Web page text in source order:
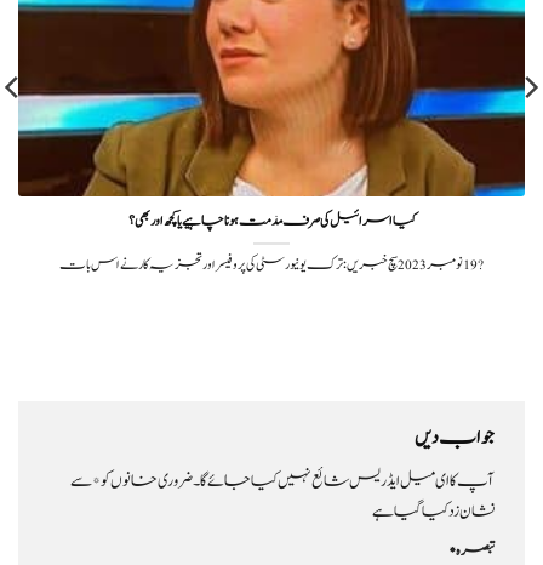
کیا اسرائیل کی صرف مذمت ہونا چاہیے یا کچھ اور بھی؟
?️ 19 نومبر 2023سچ خبریں: ترک یونیورسٹی کی پروفیسر اور تجزیہ کار نے اس بات
جواب دیں
آپ کا ای میل ایڈریس شائع نہیں کیا جائے گا۔ضروری خانوں کو*سے
نشان زد کیا گیا ہے
تبصرہ*